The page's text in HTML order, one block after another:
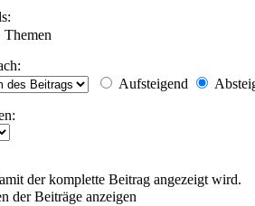
Themen
Aufsteigend
der komplette Beitrag angezeigt wird.
der Beiträge anzeigen